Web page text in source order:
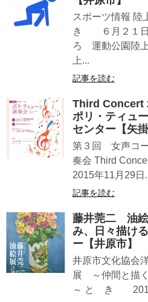
スポーツ情報 陸
き ６月２１日
ろ 運動公園陸
上...
記事を読む
Third
ポリ・ティュ
センター【矢掛
第３回 女声コ
奏会 Third
2015年11月29日
記事を読む
藤井莞二 油
み、日々描け
ー【井原市】
井原市文化協会
展 ～仲間と描
～ と き 2015